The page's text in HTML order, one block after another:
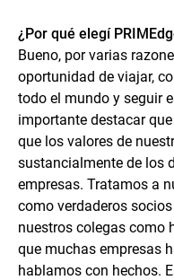
¿Por qué elegí
Bueno, por varias
oportunidad de viajar,
todo el mundo y seguir
importante destacar
que los valores de
sustancialmente de los
empresas. Tratamos a
como verdaderos
nuestros colegas como
que muchas empresas
hablamos con hechos.